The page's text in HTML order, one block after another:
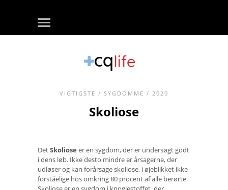
VIGTIGSTE / SYGDOMME / 2020
Skoliose
DetSkoliose er en sygdom, der er undersøgt godt
i dens løb. Ikke desto mindre er årsagerne, der
udløser og kan forårsage skoliose, i øjeblikket ikke
forståelige hos omkring 80 procent af alle berørte.